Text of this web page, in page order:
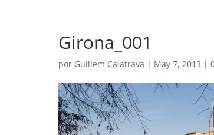
Girona_001
por Guillem Calatrava | May 7, 2013 |